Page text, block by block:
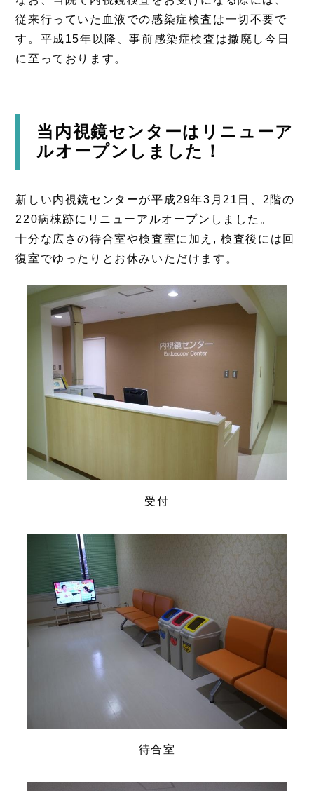
従来行っていた血液での感染症検査は一切不要で
す。平成15年以降、事前感染症検査は撤廃し今日
に至っております。
当内視鏡センターはリニューア
ルオープンしました！
新しい内視鏡センターが平成29年3月21日、2階の
220病棟跡にリニューアルオープンしました。
十分な広さの待合室や検査室に加え, 検査後には回
復室でゆったりとお休みいただけます。
受付
待合室